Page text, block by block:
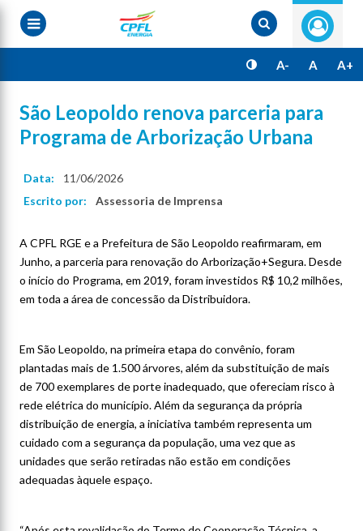
Pular
para
A- A A+
São Leopoldo renova parceria para
Programa de Arborização Urbana
Data:
11/06/2026
Escrito por:
Assessoria de Imprensa
A CPFL RGE e a Prefeitura de São Leopoldo reafirmaram, em
Junho, a parceria para renovação do Arborização+Segura. Desde
o início do Programa, em 2019, foram investidos R$ 10,2 milhões,
em toda a área de concessão da Distribuidora.
Em São Leopoldo, na primeira etapa do convênio, foram
plantadas mais de 1.500 árvores, além da substituição de mais
de 700 exemplares de porte inadequado, que ofereciam risco à
rede elétrica do município. Além da segurança da própria
distribuição de energia, a iniciativa também representa um
cuidado com a segurança da população, uma vez que as
unidades que serão retiradas não estão em condições
adequadas àquele espaço.